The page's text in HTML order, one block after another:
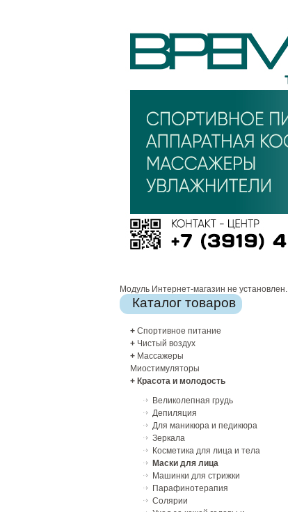
Модуль Интернет-магазин не установлен.
Каталог товаров
+ Спортивное питание
+ Чистый воздух
+ Массажеры
Миостимуляторы
+ Красота и молодость
Великолепная грудь
Депиляция
Для маникюра и педикюра
Зеркала
Косметика для лица и тела
Маски для лица
Машинки для стрижки
Парафинотерапия
Солярии